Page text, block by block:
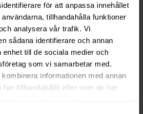
för att anpassa innehållet
tillhandahålla funktioner
analysera vår trafik. Vi
sådana identifierare och annan
enhet till de sociala medier och
som vi samarbetar med.
informationen med annan
har tillhandahållit eller som de har